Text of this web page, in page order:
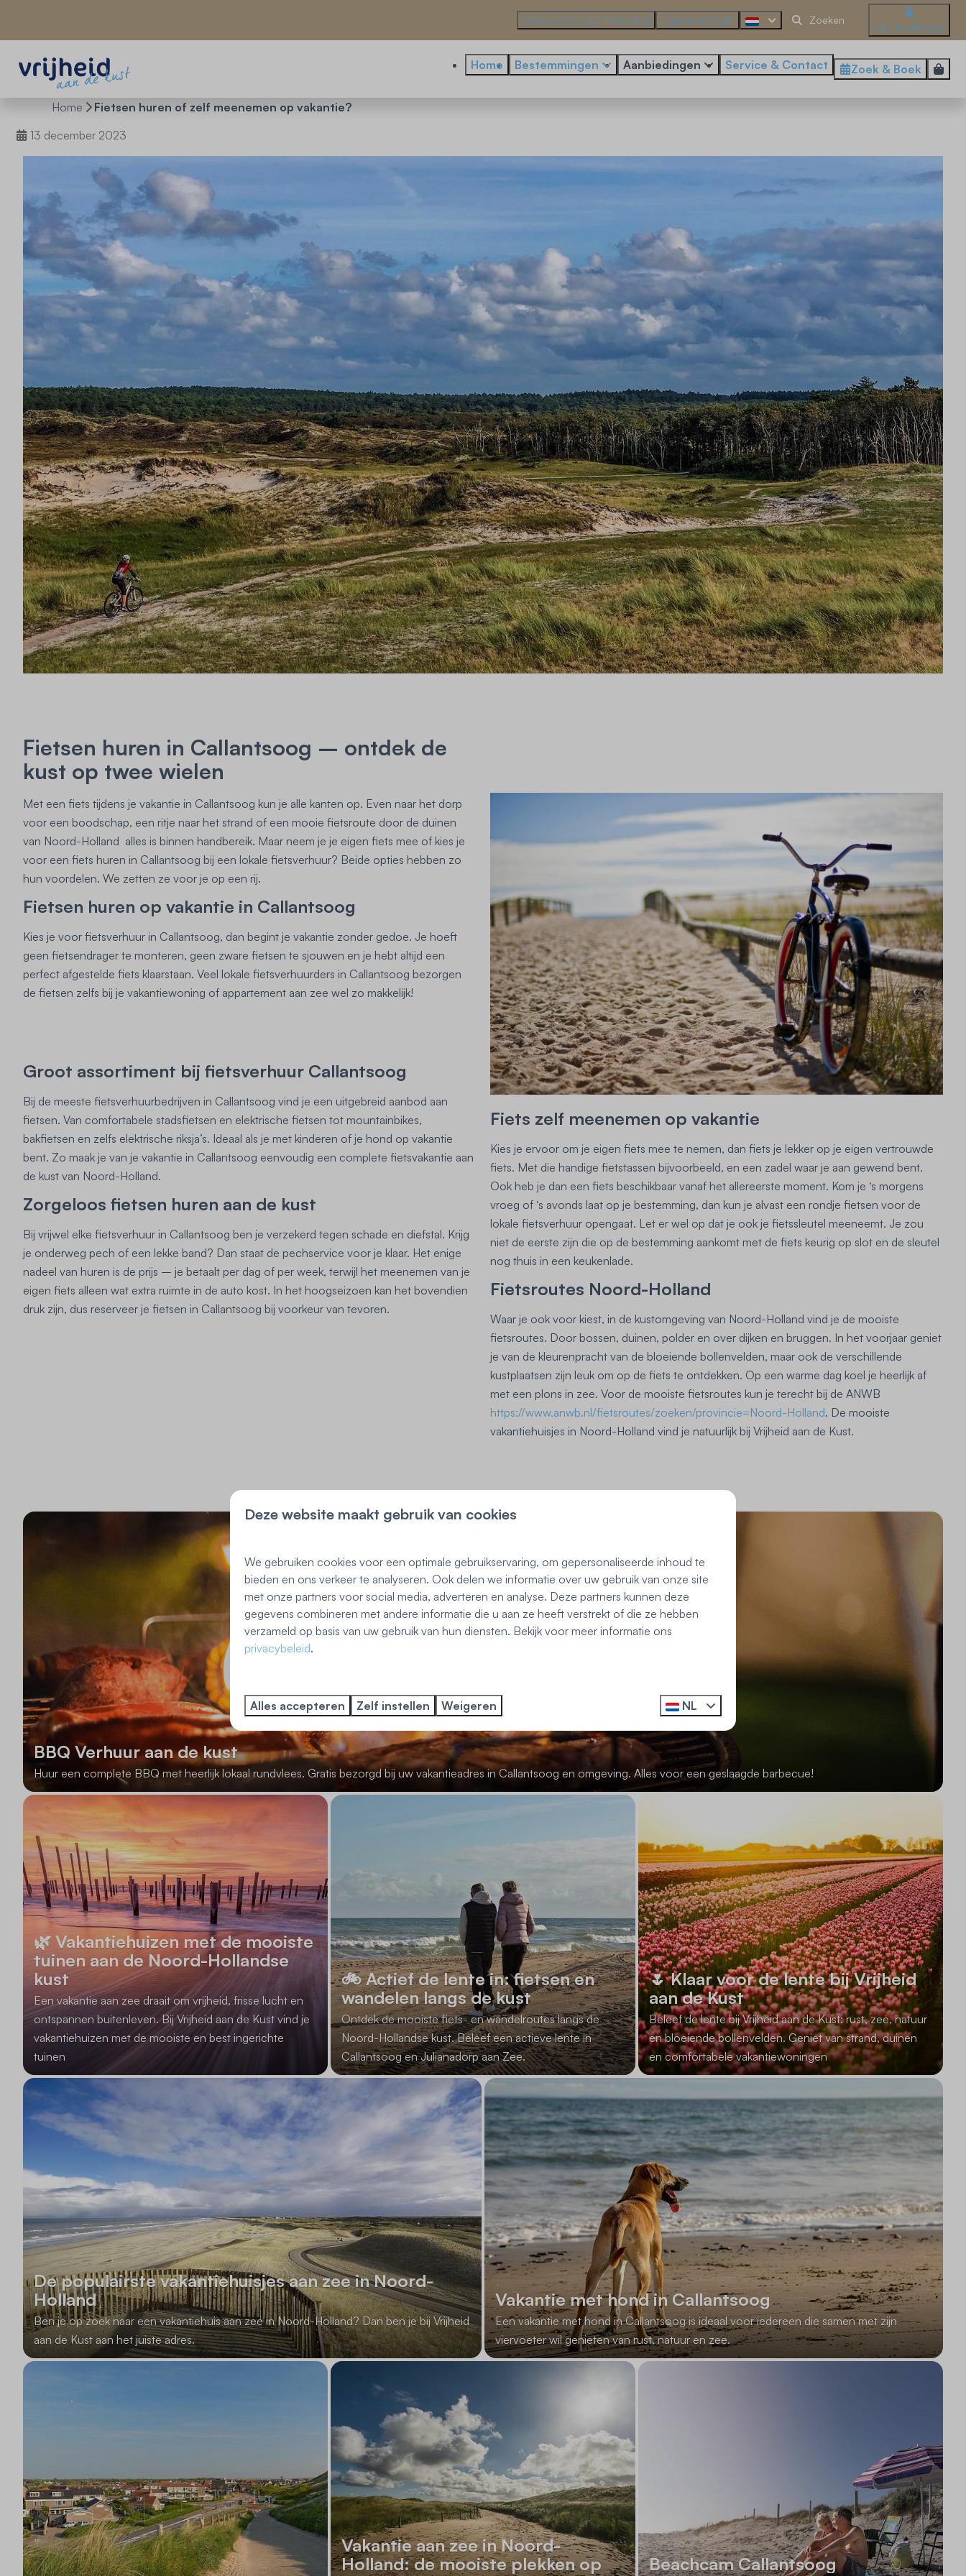
Verhuur uw vakantiewoning Eigenaren login
Mijn boekingen
Home Bestemmingen Aanbiedingen Service & Contact Zoek & Boek
Home
Fietsen huren of zelf meenemen op vakantie?
13 december 2023
Fietsen huren in Callantsoog – ontdek de
kust op twee wielen
Met een fiets tijdens je vakantie in Callantsoog kun je alle kanten op. Even naar het dorp
voor een boodschap, een ritje naar het strand of een mooie fietsroute door de duinen
van Noord-Holland alles is binnen handbereik. Maar neem je je eigen fiets mee of kies je
voor een fiets huren in Callantsoog bij een lokale fietsverhuur? Beide opties hebben zo
hun voordelen. We zetten ze voor je op een rij.
Fietsen huren op vakantie in Callantsoog
Kies je voor fietsverhuur in Callantsoog, dan begint je vakantie zonder gedoe. Je hoeft
geen fietsendrager te monteren, geen zware fietsen te sjouwen en je hebt altijd een
perfect afgestelde fiets klaarstaan. Veel lokale fietsverhuurders in Callantsoog bezorgen
de fietsen zelfs bij je vakantiewoning of appartement aan zee wel zo makkelijk!
Groot assortiment bij fietsverhuur Callantsoog
Bij de meeste fietsverhuurbedrijven in Callantsoog vind je een uitgebreid aanbod aan
fietsen. Van comfortabele stadsfietsen en elektrische fietsen tot mountainbikes,
bakfietsen en zelfs elektrische riksja’s. Ideaal als je met kinderen of je hond op vakantie
bent. Zo maak je van je vakantie in Callantsoog eenvoudig een complete fietsvakantie aan
de kust van Noord-Holland.
Zorgeloos fietsen huren aan de kust
Bij vrijwel elke fietsverhuur in Callantsoog ben je verzekerd tegen schade en diefstal. Krijg
je onderweg pech of een lekke band? Dan staat de pechservice voor je klaar. Het enige
nadeel van huren is de prijs – je betaalt per dag of per week, terwijl het meenemen van je
eigen fiets alleen wat extra ruimte in de auto kost. In het hoogseizoen kan het bovendien
druk zijn, dus reserveer je fietsen in Callantsoog bij voorkeur van tevoren.
Fiets zelf meenemen op vakantie
Kies je ervoor om je eigen fiets mee te nemen, dan fiets je lekker op je eigen vertrouwde
fiets. Met die handige fietstassen bijvoorbeeld, en een zadel waar je aan gewend bent.
Ook heb je dan een fiets beschikbaar vanaf het allereerste moment. Kom je ‘s morgens
vroeg of ‘s avonds laat op je bestemming, dan kun je alvast een rondje fietsen voor de
lokale fietsverhuur opengaat. Let er wel op dat je ook je fietssleutel meeneemt. Je zou
niet de eerste zijn die op de bestemming aankomt met de fiets keurig op slot en de sleutel
nog thuis in een keukenlade.
Fietsroutes Noord-Holland
Waar je ook voor kiest, in de kustomgeving van Noord-Holland vind je de mooiste
fietsroutes. Door bossen, duinen, polder en over dijken en bruggen. In het voorjaar geniet
je van de kleurenpracht van de bloeiende bollenvelden, maar ook de verschillende
kustplaatsen zijn leuk om op de fiets te ontdekken. Op een warme dag koel je heerlijk af
met een plons in zee. Voor de mooiste fietsroutes kun je terecht bij de ANWB
https://www.anwb.nl/fietsroutes/zoeken/provincie=Noord-Holland. De mooiste
vakantiehuisjes in Noord-Holland vind je natuurlijk bij Vrijheid aan de Kust.
BBQ Verhuur aan de kust
Huur een complete BBQ met heerlijk lokaal rundvlees. Gratis bezorgd bij uw vakantieadres in Callantsoog en omgeving. Alles voor een geslaagde barbecue!
🌿 Vakantiehuizen met de mooiste
tuinen aan de Noord-Hollandse
kust
Een vakantie aan zee draait om vrijheid, frisse lucht en
ontspannen buitenleven. Bij Vrijheid aan de Kust vind je
vakantiehuizen met de mooiste en best ingerichte
tuinen
🚲 Actief de lente in: fietsen en
wandelen langs de kust
Ontdek de mooiste fiets- en wandelroutes langs de
Noord-Hollandse kust. Beleef een actieve lente in
Callantsoog en Julianadorp aan Zee.
🌷 Klaar voor de lente bij Vrijheid
aan de Kust
Beleef de lente bij Vrijheid aan de Kust: rust, zee, natuur
en bloeiende bollenvelden. Geniet van strand, duinen
en comfortabele vakantiewoningen
De populairste vakantiehuisjes aan zee in Noord-
Holland
Ben je op zoek naar een vakantiehuis aan zee in Noord-Holland? Dan ben je bij Vrijheid
aan de Kust aan het juiste adres.
Vakantie met hond in Callantsoog
Een vakantie met hond in Callantsoog is ideaal voor iedereen die samen met zijn
viervoeter wil genieten van rust, natuur en zee.
Vakantie aan zee in Noord-
Holland: de mooiste plekken op
Beachcam Callantsoog
Deze website maakt gebruik van cookies
We gebruiken cookies voor een optimale gebruikservaring, om gepersonaliseerde inhoud te
bieden en ons verkeer te analyseren. Ook delen we informatie over uw gebruik van onze site
met onze partners voor social media, adverteren en analyse. Deze partners kunnen deze
gegevens combineren met andere informatie die u aan ze heeft verstrekt of die ze hebben
verzameld op basis van uw gebruik van hun diensten. Bekijk voor meer informatie ons
privacybeleid.
Alles accepteren Zelf instellen Weigeren NL